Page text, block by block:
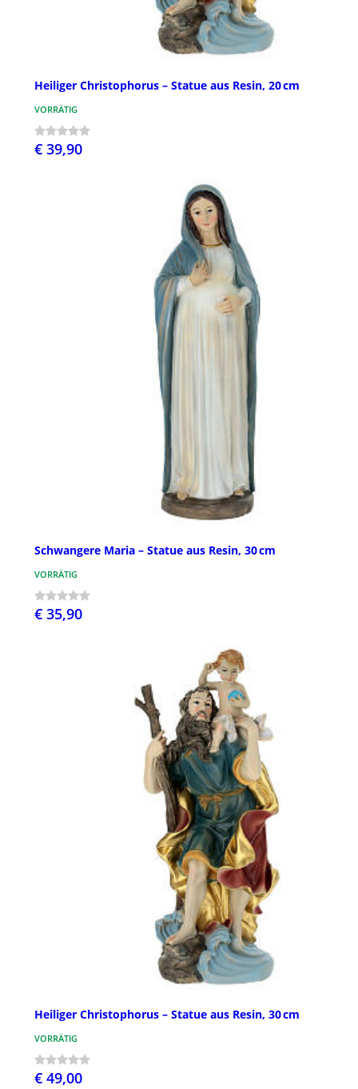
Heiliger Christophorus – Statue aus Resin, 20 cm
VORRÄTIG
€ 39,90
Schwangere Maria – Statue aus Resin, 30 cm
VORRÄTIG
€ 35,90
Heiliger Christophorus – Statue aus Resin, 30 cm
VORRÄTIG
€ 49,00